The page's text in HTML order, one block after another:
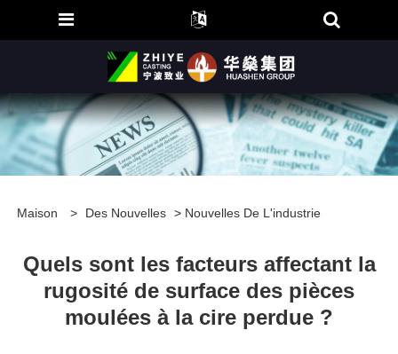
Maison > Des Nouvelles > Nouvelles De L'industrie
Quels sont les facteurs affectant la
rugosité de surface des pièces
moulées à la cire perdue ?